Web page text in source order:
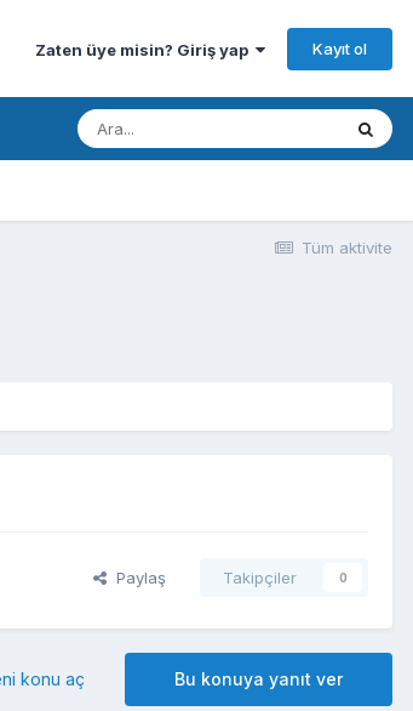
Zaten üye misin? Giriş yap Kayıt ol
Tüm aktivite
Paylaş Takipçiler 0
Bu konuya yanıt ver
konu aç